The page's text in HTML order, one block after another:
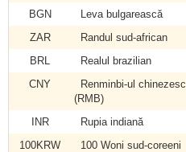
BGN
Leva bulgarească
ZAR
Randul sud-african
BRL
Realul brazilian
CNY
Renminbi-ul chinezesc
(RMB)
INR Rupia indiană
100KRW
100 Woni sud-coreeni